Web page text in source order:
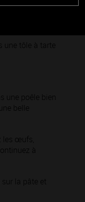
une tôle à tarte
une poêle bien
belle
les œufs,
à
sur la pâte et